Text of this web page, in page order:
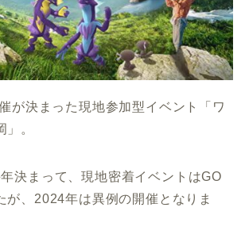
が決まった現地参加型イベント「ワ
。
決まって、現地密着イベントはGO
が、2024年は異例の開催となりま